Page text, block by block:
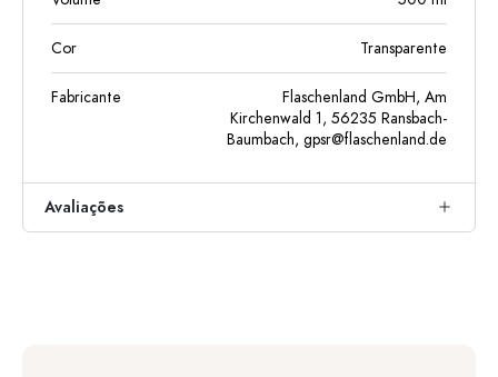
Cor Transparente
Fabricante
Flaschenland GmbH, Am
Kirchenwald 1, 56235 Ransbach-
Baumbach, gpsr@flaschenland.de
Avaliações